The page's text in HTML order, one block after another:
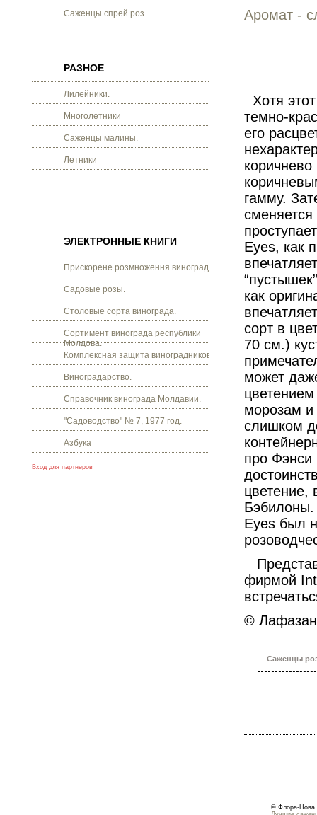
Саженцы спрей роз.
РАЗНОЕ
Лилейники.
Многолетники
Саженцы малины.
Летники
ЭЛЕКТРОННЫЕ КНИГИ
Прискорене розмноження винограду.
Садовые розы.
Столовые сорта винограда.
Сортимент винограда республики
Молдова.
Комплексная защита виноградников.
Виноградарство.
Справочник винограда Молдавии.
"Садоводство" № 7, 1977 год.
Азбука
Вход для партнеров
Аромат -
Хотя
темно-
его
гамму.
Eyes, как
как
сорт в
70 см.)
может
морозам
слишком
про Фэнси
цветение,
Бэбилоны.
Eyes был
фирмой
©
Саженцы
© Флора-Нова